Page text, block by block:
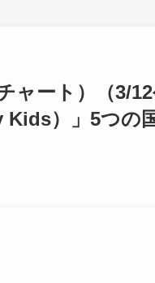
ート）（3/12
）」5つの